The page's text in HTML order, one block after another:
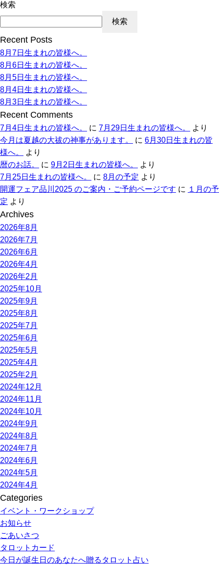
検索
検索
Recent Posts
8月7日生まれの皆様へ。
8月6日生まれの皆様へ。
8月5日生まれの皆様へ。
8月4日生まれの皆様へ。
8月3日生まれの皆様へ。
Recent Comments
7月4日生まれの皆様へ。 に 7月29日生まれの皆様へ。
より
今月は夏越の大祓の神事があります。
に 6月30日生まれの皆
様へ。
より
暦のお話。
に 9月2日生まれの皆様へ。
より
7月25日生まれの皆様へ。
に 8月の予定 より
開運フェア品川2025 のご案内・ご予約ページです に １月の予
定 より
Archives
2026年8月
2026年7月
2026年6月
2026年4月
2026年2月
2025年10月
2025年9月
2025年8月
2025年7月
2025年6月
2025年5月
2025年4月
2025年2月
2024年12月
2024年11月
2024年10月
2024年9月
2024年8月
2024年7月
2024年6月
2024年5月
2024年4月
Categories
イベント・ワークショップ
お知らせ
ごあいさつ
タロットカード
今日が誕生日のあなたへ贈るタロット占い